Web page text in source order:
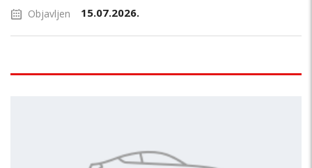
Objavljen 15.07.2026.